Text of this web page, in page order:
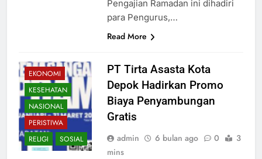
Pengajian Ramadan ini dihadiri
para Pengurus,…
Read More
EKONOMI
KESEHATAN
NASIONAL
PERISTIWA
RELIGI
SOSIAL
PT Tirta Asasta Kota
Depok Hadirkan Promo
Biaya Penyambungan
Gratis
admin 6 bulan ago 0
3
mins